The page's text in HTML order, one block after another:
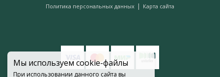
Мы используем cookie-файлы
При использовании данного сайта вы
Политика персональных данных | Карта сайта